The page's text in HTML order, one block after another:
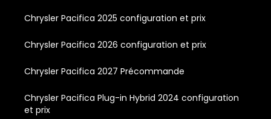
Chrysler Pacifica 2025 configuration et prix
Chrysler Pacifica 2026 configuration et prix
Chrysler Pacifica 2027 Précommande
Chrysler Pacifica Plug-in Hybrid 2024 configuration
et prix